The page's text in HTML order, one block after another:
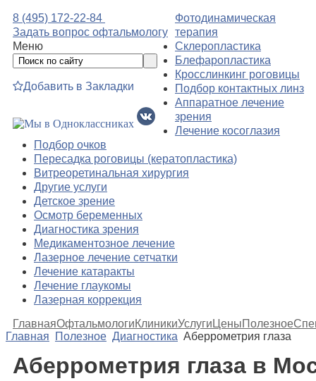
8 (495) 172-22-84
Задать вопрос офтальмологу
Меню
Добавить в Закладки
Фотодинамическая
терапия
Склеропластика
Блефаропластика
Кросслинкинг роговицы
Подбор контактных линз
Аппаратное лечение
зрения
Лечение косоглазия
Подбор очков
Пересадка роговицы (кератопластика)
Витреоретинальная хирургия
Другие услуги
Детское зрение
Осмотр беременных
Диагностика зрения
Медикаментозное лечение
Лазерное лечение сетчатки
Лечение катаракты
Лечение глаукомы
Лазерная коррекция
ГлавнаяОфтальмологиКлиникиУслуги ЦеныПолезное
Главная
Полезное Диагностика Аберрометрия глаза
Аберрометрия глаза в